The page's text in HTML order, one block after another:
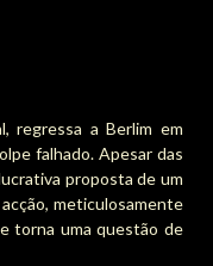
regressa a Berlim em
falhado. Apesar das
proposta de um
meticulosamente
torna uma questão de